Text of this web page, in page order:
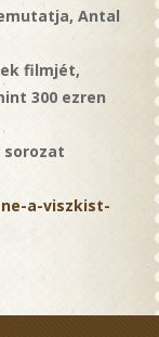
Antal
filmjét,
300 ezren
sorozat
a-viszkist-